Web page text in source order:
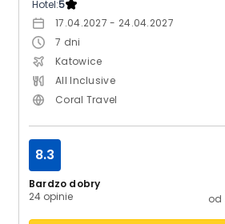
Hotel:5
17.04.2027 - 24.04.2027
7 dni
Katowice
All Inclusive
Coral Travel
Bardzo dobry
24 opinie
8.3
od